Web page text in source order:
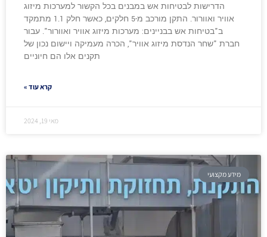
הדרישות לבטיחות אש במבנים בכל הקשור למערכות מיזוג
אוויר ואוורור. התקן מורכב מ-5 חלקים, כאשר חלק 1.1 מתמקד
ב"בטיחות אש בבניינים: מערכות מיזוג אוויר ואוורור". עבור
חברת "שחר הנדסת מיזוג אוויר", הכרה מעמיקה ויישום נכון של
תקנים אלו הם חיוניים
קרא עוד »
מאי 19, 2024
מידע מקצועי